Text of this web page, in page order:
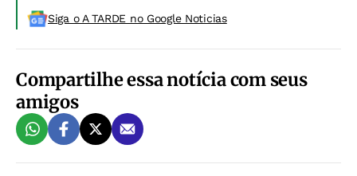
Siga o A TARDE no Google Noticias
Compartilhe essa notícia com seus
amigos